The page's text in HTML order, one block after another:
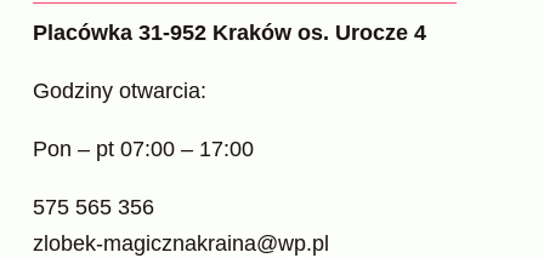
Placówka 31-952 Kraków os. Urocze 4
Godziny otwarcia:
Pon – pt 07:00 – 17:00
575 565 356
zlobek-magicznakraina@wp.pl